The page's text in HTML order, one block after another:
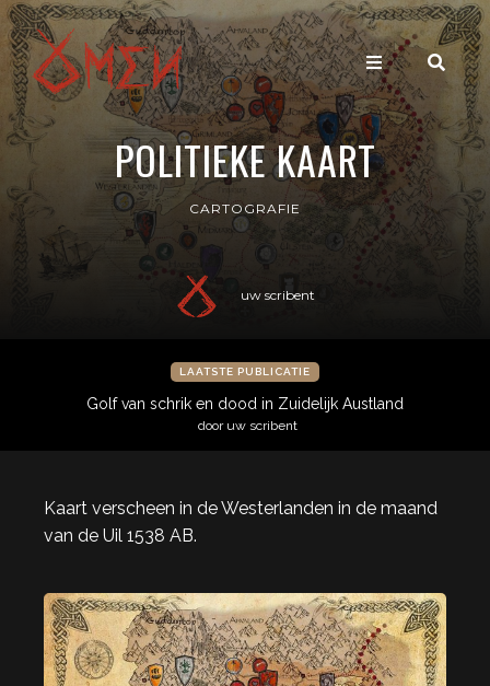
POLITIEKE KAART
CARTOGRAFIE
uw scribent
LAATSTE PUBLICATIE
Golf van schrik en dood in Zuidelijk Austland
door uw scribent
Kaart verscheen in de Westerlanden in de maand
van de Uil 1538 AB.